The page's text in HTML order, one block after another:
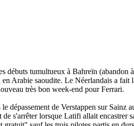
débuts tumultueux à Bahreïn (abandon
Arabie saoudite. Le Néerlandais a fait
très bon week-end pour Ferrari.
dépassement de Verstappen sur Sainz
s'arrêter lorsque Latifi allait encastrer